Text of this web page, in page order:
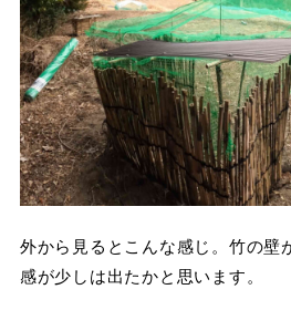
外から見るとこんな感じ。竹の壁
感が少しは出たかと思います。